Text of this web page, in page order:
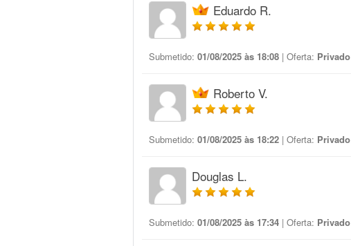
Eduardo R.
Submetido: 01/08/2025 às 18:08 | Oferta: Privado
Roberto V.
Submetido: 01/08/2025 às 18:22 | Oferta: Privado
Douglas L.
Submetido: 01/08/2025 às 17:34 | Oferta: Privado